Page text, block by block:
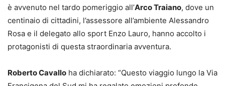
è avvenuto nel tardo pomeriggio all’Arco Traiano, dove un
centinaio di cittadini, l’assessore all’ambiente Alessandro
Rosa e il delegato allo sport Enzo Lauro, hanno accolto i
protagonisti di questa straordinaria avventura.
Roberto Cavallo ha dichiarato: “Questo viaggio lungo la Via